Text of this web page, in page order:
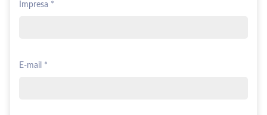
Impresa *
E-mail *